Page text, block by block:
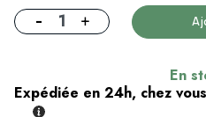
- +
En
Expédiée en 24h, chez